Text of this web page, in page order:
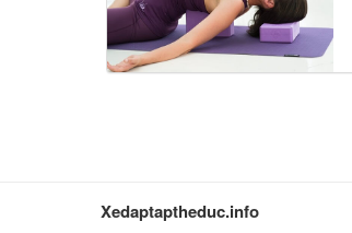
Xedaptaptheduc.info